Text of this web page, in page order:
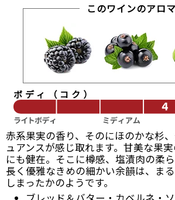
このワインのアロマ
ボディ（コク）
赤系果実の香り、そのにほのかな杉
ュアンスが感じ取れます。甘美な果
にも健在。そこに樽感、塩漬肉の柔
長く優雅なきめの細かい余韻は、ま
しまったかのようです。